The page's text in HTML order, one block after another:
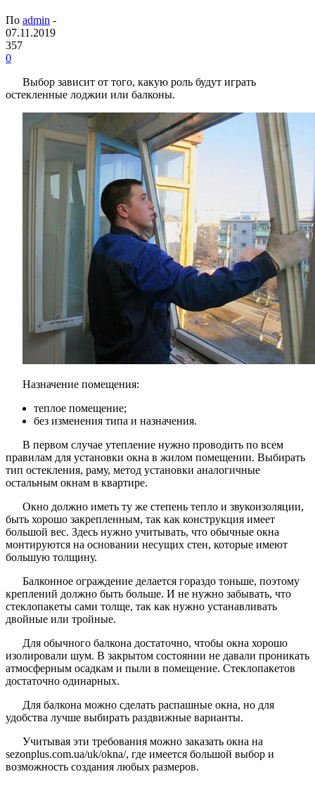
По admin -
07.11.2019
357
0
Выбор зависит от того, какую роль будут играть
остекленные лоджии или балконы.
Назначение помещения:
теплое помещение;
без изменения типа и назначения.
В первом случае утепление нужно проводить по всем
правилам для установки окна в жилом помещении. Выбирать
тип остекления, раму, метод установки аналогичные
остальным окнам в квартире.
Окно должно иметь ту же степень тепло и звукоизоляции,
быть хорошо закрепленным, так как конструкция имеет
большой вес. Здесь нужно учитывать, что обычные окна
монтируются на основании несущих стен, которые имеют
большую толщину.
Балконное ограждение делается гораздо тоньше, поэтому
креплений должно быть больше. И не нужно забывать, что
стеклопакеты сами толще, так как нужно устанавливать
двойные или тройные.
Для обычного балкона достаточно, чтобы окна хорошо
изолировали шум. В закрытом состоянии не давали проникать
атмосферным осадкам и пыли в помещение. Стеклопакетов
достаточно одинарных.
Для балкона можно сделать распашные окна, но для
удобства лучше выбирать раздвижные варианты.
Учитывая эти требования можно заказать окна на
sezonplus.com.ua/uk/okna/, где имеется большой выбор и
возможность создания любых размеров.